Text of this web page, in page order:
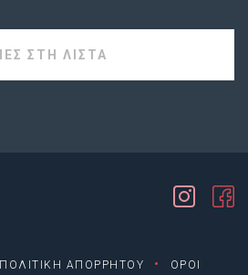
ΠΟΛΙΤΙΚΗ ΑΠΟΡΡΗΤΟΥ · ΟΡΟΙ